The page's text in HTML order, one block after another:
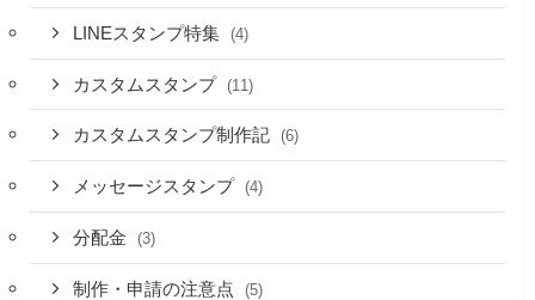
LINEスタンプ特集 (4)
カスタムスタンプ (11)
カスタムスタンプ制作記 (6)
メッセージスタンプ (4)
分配金 (3)
制作・申請の注意点 (5)